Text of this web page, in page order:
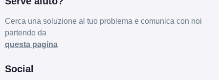
Gold 5 fori 17" 7.5X17
Esaurito
FONDMETAL 9rr Glossy
Cerca una soluzione al tuo problema e comunica con noi
partendo da
questa pagina
Social